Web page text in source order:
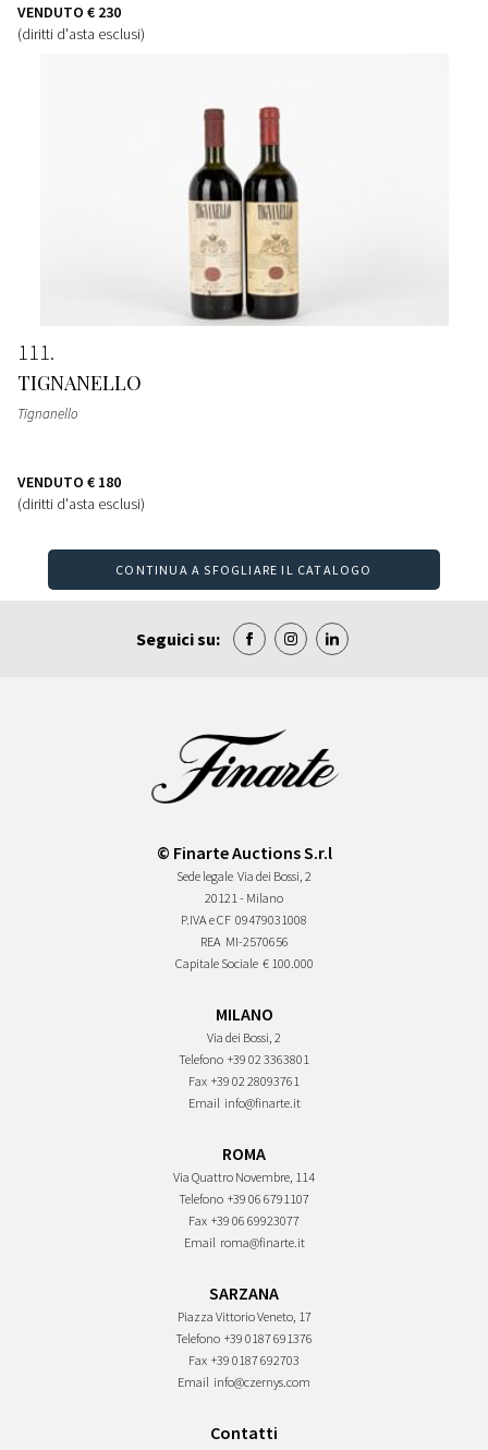
VENDUTO € 230
(diritti d'asta esclusi)
111
TIGNANELLO
Tignanello
VENDUTO € 180
(diritti d'asta esclusi)
CONTINUA A SFOGLIARE IL CATALOGO
Seguici su:
© Finarte Auctions S.r.l
Sede legale Via dei Bossi, 2
20121 - Milano
P.IVA e CF 09479031008
REA MI-2570656
Capitale Sociale € 100.000
MILANO
Via dei Bossi, 2
Telefono +39 02 3363801
Fax +39 02 28093761
Email info@finarte.it
ROMA
Via Quattro Novembre, 114
Telefono +39 06 6791107
Fax +39 06 69923077
Email roma@finarte.it
SARZANA
Piazza Vittorio Veneto, 17
Telefono +39 0187 691376
Fax +39 0187 692703
Email info@czernys.com
Contatti